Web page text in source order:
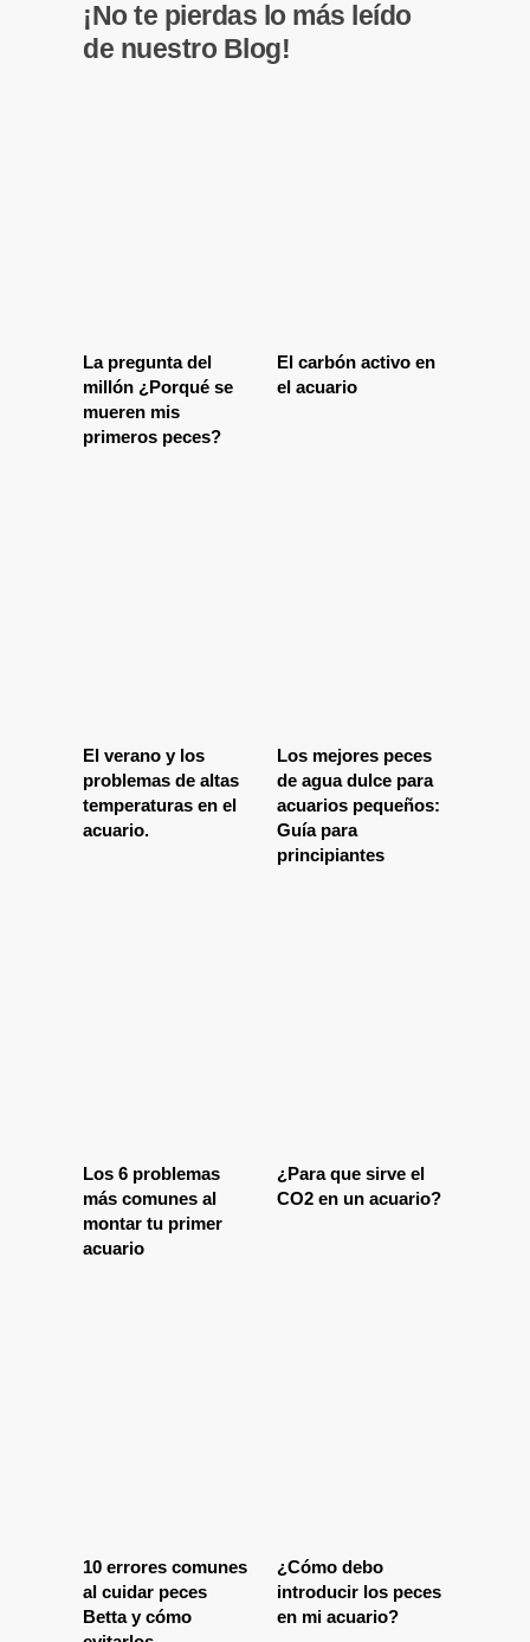
¡No te pierdas lo más leído
de nuestro Blog!
La pregunta del
millón ¿Porqué se
mueren mis
primeros peces?
El carbón activo en
el acuario
El verano y los
problemas de altas
temperaturas en el
acuario.
Los mejores peces
de agua dulce para
acuarios pequeños:
Guía para
principiantes
Los 6 problemas
más comunes al
montar tu primer
acuario
¿Para que sirve el
CO2 en un acuario?
10 errores comunes
al cuidar peces
Betta y cómo
¿Cómo debo
introducir los peces
en mi acuario?